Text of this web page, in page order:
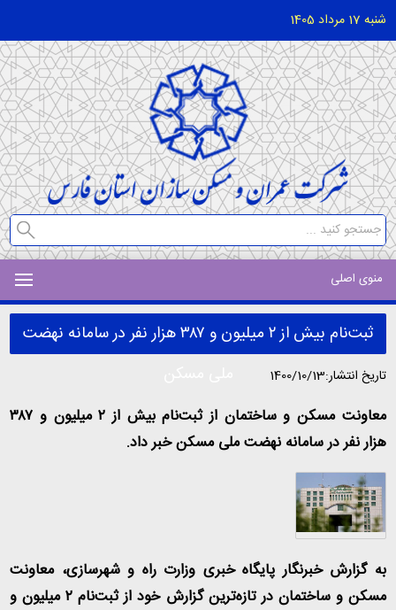
شنبه 17 مرداد 1405
منوی اصلی
ثبت‌نام بیش از ۲ میلیون و ۳۸۷ هزار نفر در سامانه نهضت
تاریخ انتشار:1400/10/13
معاونت مسکن و ساختمان از ثبت‌نام بیش از ۲ میلیون و ۳۸۷
هزار نفر در سامانه نهضت ملی مسکن خبر داد.
به گزارش خبرنگار پایگاه خبری وزارت راه و شهرسازی، معاونت
مسکن و ساختمان در تازه‌ترین گزارش خود از ثبت‌نام ۲ میلیون و